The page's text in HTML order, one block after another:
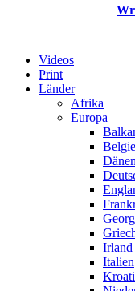
Videos
Print
Länder
Afrika
Europa
Irland
Italien